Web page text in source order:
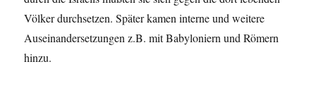
Völker durchsetzen. Später kamen interne und weitere
Auseinandersetzungen z.B. mit Babyloniern und Römern
hinzu.